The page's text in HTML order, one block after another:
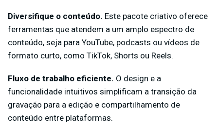
Diversifique o conteúdo. Este pacote criativo oferece
ferramentas que atendem a um amplo espectro de
conteúdo, seja para YouTube, podcasts ou vídeos de
formato curto, como TikTok, Shorts ou Reels.
Fluxo de trabalho eficiente. O design e a
funcionalidade intuitivos simplificam a transição da
gravação para a edição e compartilhamento de
conteúdo entre plataformas.